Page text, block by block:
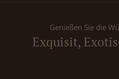
Genießen Sie die
Exquisit,